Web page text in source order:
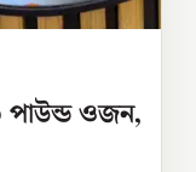
পাউন্ড ওজন,